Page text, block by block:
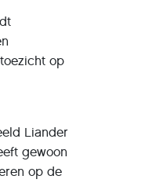
op
Liander
gewoon
op de